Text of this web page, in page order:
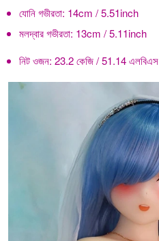
যোনি গভীরতা: 14cm / 5.51inch
মলদ্বার গভীরতা: 13cm / 5.11inch
নিট ওজন: 23.2 কেজি / 51.14 এলবিএস